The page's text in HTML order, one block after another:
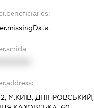
М.КИЇВ, ДНІПРОВСЬКИЙ,